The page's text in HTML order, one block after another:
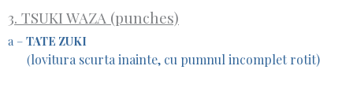
3. TSUKI WAZA (punches)
a – TATE ZUKI
(lovitura scurta inainte, cu pumnul incomplet rotit)